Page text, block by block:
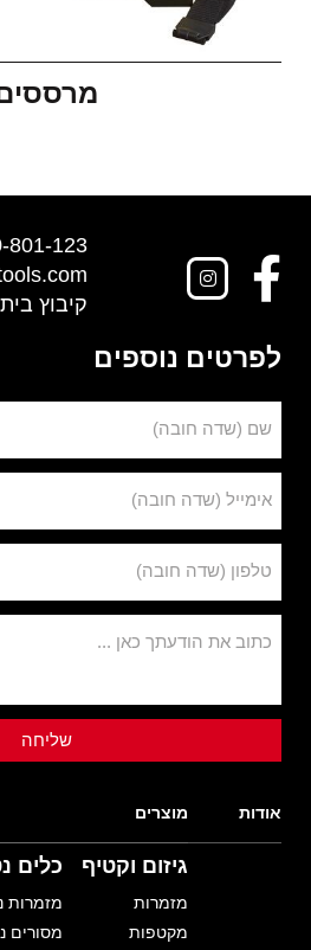
801-123
קיבוץ בית רימון,
לפרטים נוספים
שם (שדה חובה)
אימייל (שדה חובה)
טלפון (שדה חובה)
כתוב את הודעתך כאן ...
אודות מוצרים
גיזום וקטיף
מזמרות
מקטפות
כלים
מזמרות
מסורים